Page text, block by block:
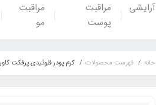
آرایشی
مراقبت
پوست
مراقبت
مو
خانه فهرست محصولات کرم پودر فلوئیدی پرفکت